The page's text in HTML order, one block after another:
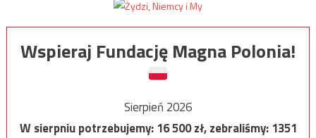
Wspieraj Fundację Magna Polonia!
Sierpień 2026
W sierpniu potrzebujemy:16 500zł, zebraliśmy:1351